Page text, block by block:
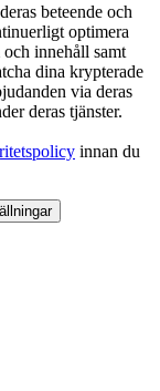
beteende och
optimera
innehåll samt
dina krypterade
via deras
deras tjänster.
innan du